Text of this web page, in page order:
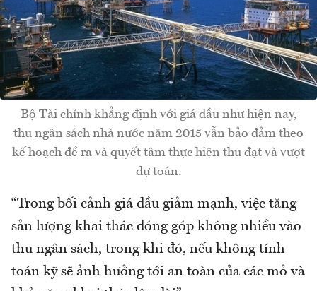
Bộ Tài chính khẳng định với giá dầu như hiện nay,
thu ngân sách nhà nước năm 2015 vẫn bảo đảm theo
kế hoạch đề ra và quyết tâm thực hiện thu đạt và vượt
dự toán.
“Trong bối cảnh giá dầu giảm mạnh, việc tăng
sản lượng khai thác đóng góp không nhiều vào
thu ngân sách, trong khi đó, nếu không tính
toán kỹ sẽ ảnh hưởng tới an toàn của các mỏ và